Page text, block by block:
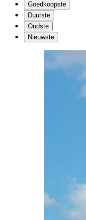
Goedkoopste
Duurste
Oudste
Nieuwste